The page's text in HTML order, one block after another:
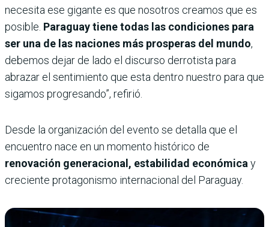
necesita ese gigante es que nosotros creamos que es
posible. Paraguay tiene todas las condiciones para
ser una de las naciones más prosperas del mundo,
debemos dejar de lado el discurso derrotista para
abrazar el sentimiento que esta dentro nuestro para que
sigamos progresando”, refirió.
Desde la organización del evento se detalla que el
encuentro nace en un momento histórico de
renovación generacional, estabilidad económica y
creciente protagonismo internacional del Paraguay.